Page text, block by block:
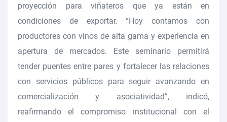
proyección para viñateros que ya están en
condiciones de exportar. “Hoy contamos con
productores con vinos de alta gama y experiencia en
apertura de mercados. Este seminario permitirá
tender puentes entre pares y fortalecer las relaciones
con servicios públicos para seguir avanzando en
comercialización y asociatividad”, indicó,
reafirmando el compromiso institucional con el